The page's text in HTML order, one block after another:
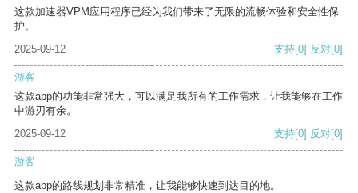
这款加速器VPM应用程序已经为我们带来了无限的流畅体验和安全性保
护。
2025-09-12
支持[0] 反对[0]
游客
这款app的功能非常强大，可以满足我所有的工作需求，让我能够在工作
中游刃有余。
2025-09-12
支持[0] 反对[0]
游客
这款app的路线规划非常精准，让我能够快速到达目的地。